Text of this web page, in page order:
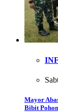
Mayor
Bibit Pohon